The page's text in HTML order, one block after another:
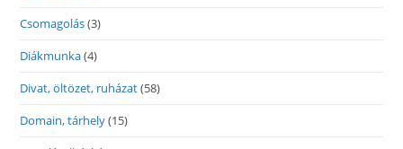
Csomagolás(3)
Diákmunka(4)
Divat, öltözet, ruházat(58)
Domain, tárhely(15)